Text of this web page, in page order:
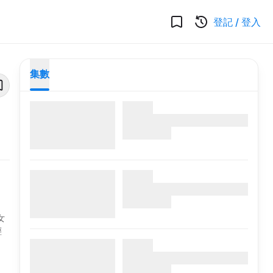
登記 / 登入
集數